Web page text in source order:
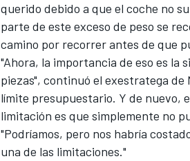
querido debido a que el coche no
parte de este exceso de peso se
camino por recorrer antes de que
"Ahora, la importancia de eso es la
piezas", continuó el exestratega de
límite presupuestario. Y de nuevo,
limitación es que simplemente no
"Podríamos, pero nos habría
una de las limitaciones."